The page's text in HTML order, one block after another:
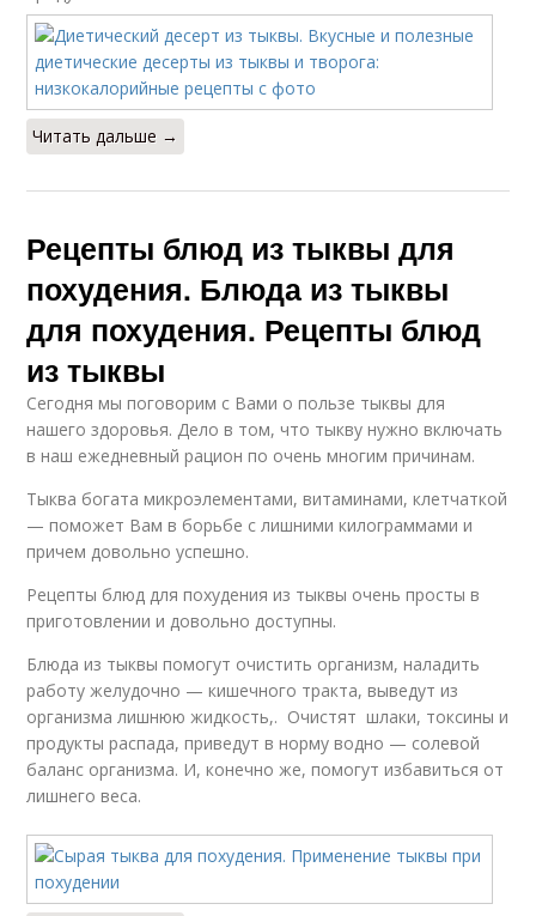
Читать дальше →
Рецепты блюд из тыквы для
похудения. Блюда из тыквы
для похудения. Рецепты блюд
из тыквы
Сегодня мы поговорим с Вами о пользе тыквы для
нашего здоровья. Дело в том, что тыкву нужно включать
в наш ежедневный рацион по очень многим причинам.
Тыква богата микроэлементами, витаминами, клетчаткой
— поможет Вам в борьбе с лишними килограммами и
причем довольно успешно.
Рецепты блюд для похудения из тыквы очень просты в
приготовлении и довольно доступны.
Блюда из тыквы помогут очистить организм, наладить
работу желудочно — кишечного тракта, выведут из
организма лишнюю жидкость,. Очистят шлаки, токсины и
продукты распада, приведут в норму водно — солевой
баланс организма. И, конечно же, помогут избавиться от
лишнего веса.